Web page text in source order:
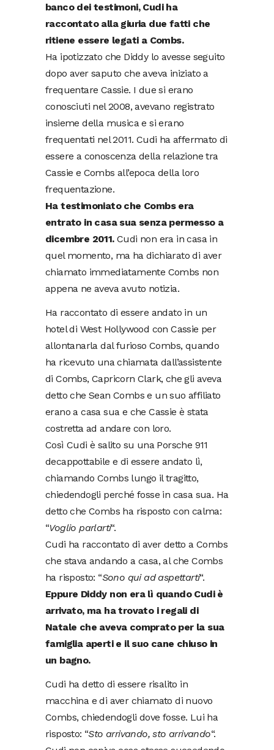
banco dei testimoni, Cudi ha
raccontato alla giuria due fatti che
ritiene essere legati a Combs.
Ha ipotizzato che Diddy lo avesse seguito
dopo aver saputo che aveva iniziato a
frequentare Cassie. I due si erano
conosciuti nel 2008, avevano registrato
insieme della musica e si erano
frequentati nel 2011. Cudi ha affermato di
essere a conoscenza della relazione tra
Cassie e Combs all’epoca della loro
frequentazione.
Ha testimoniato che Combs era
entrato in casa sua senza permesso a
dicembre 2011.Cudi non era in casa in
quel momento, ma ha dichiarato di aver
chiamato immediatamente Combs non
appena ne aveva avuto notizia.
Ha raccontato di essere andato in un
hotel di West Hollywood con Cassie per
allontanarla dal furioso Combs, quando
ha ricevuto una chiamata dall’assistente
di Combs, Capricorn Clark, che gli aveva
detto che Sean Combs e un suo affiliato
erano a casa sua e che Cassie è stata
costretta ad andare con loro.
Così Cudi è salito su una Porsche 911
decappottabile e di essere andato lì,
chiamando Combs lungo il tragitto,
chiedendogli perché fosse in casa sua. Ha
detto che Combs ha risposto con calma:
“Voglio parlarti“.
Cudi ha raccontato di aver detto a Combs
che stava andando a casa, al che Combs
ha risposto: “Sono qui ad aspettarti“.
Eppure Diddy non era lì quando Cudi è
arrivato, ma ha trovato i regali di
Natale che aveva comprato per la sua
famiglia aperti e il suo cane chiuso in
un bagno.
Cudi ha detto di essere risalito in
macchina e di aver chiamato di nuovo
Combs, chiedendogli dove fosse. Lui ha
risposto: “Sto arrivando, sto arrivando“.